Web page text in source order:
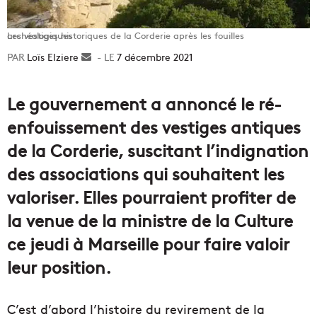
Les vestiges historiques de la Corderie après les fouilles archéologiques
Loïs Elziere
Envoyer7 décembre 2021
Le gouvernement a annoncé le ré-
enfouissement des vestiges antiques
de la Corderie, suscitant l’indignation
des associations qui souhaitent les
valoriser. Elles pourraient profiter de
la venue de la ministre de la Culture
ce jeudi à Marseille pour faire valoir
leur position.
C’est d’abord l’histoire du revirement de la